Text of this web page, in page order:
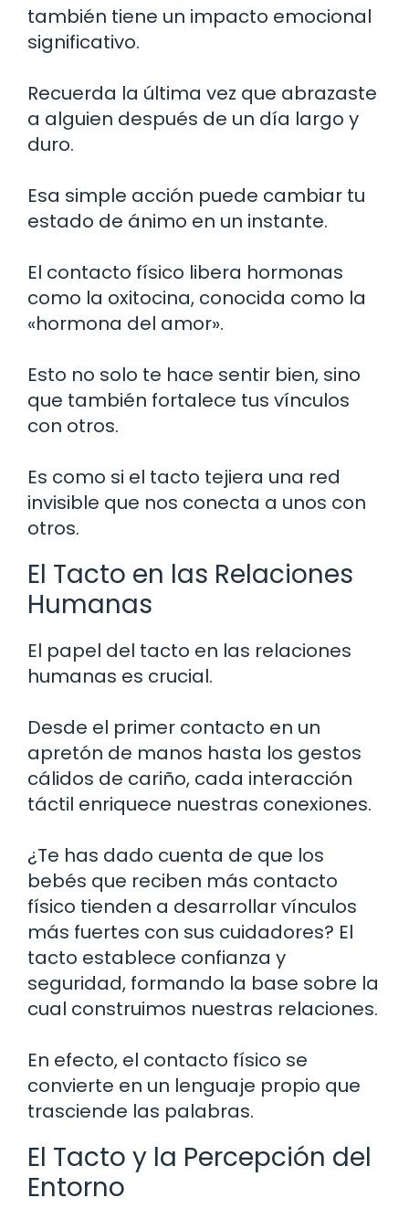
también tiene un impacto emocional
significativo.
Recuerda la última vez que abrazaste
a alguien después de un día largo y
duro.
Esa simple acción puede cambiar tu
estado de ánimo en un instante.
El contacto físico libera hormonas
como la oxitocina, conocida como la
«hormona del amor».
Esto no solo te hace sentir bien, sino
que también fortalece tus vínculos
con otros.
Es como si el tacto tejiera una red
invisible que nos conecta a unos con
otros.
El Tacto en las Relaciones
Humanas
El papel del tacto en las relaciones
humanas es crucial.
Desde el primer contacto en un
apretón de manos hasta los gestos
cálidos de cariño, cada interacción
táctil enriquece nuestras conexiones.
¿Te has dado cuenta de que los
bebés que reciben más contacto
físico tienden a desarrollar vínculos
más fuertes con sus cuidadores? El
tacto establece confianza y
seguridad, formando la base sobre la
cual construimos nuestras relaciones.
En efecto, el contacto físico se
convierte en un lenguaje propio que
trasciende las palabras.
El Tacto y la Percepción del
Entorno